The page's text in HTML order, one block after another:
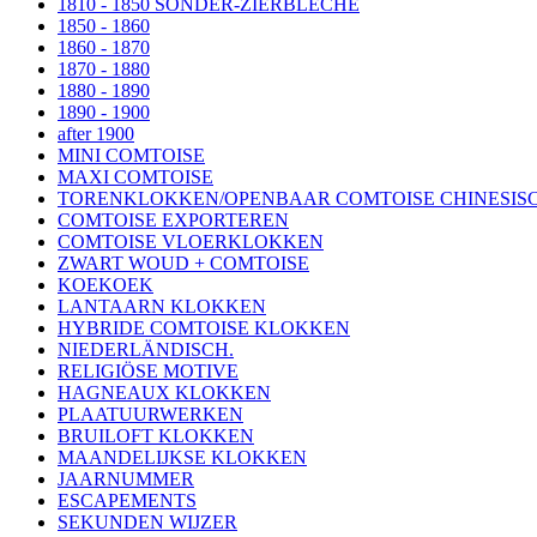
1810 - 1850 SONDER-ZIERBLECHE
1850 - 1860
1860 - 1870
1870 - 1880
1880 - 1890
1890 - 1900
after 1900
MINI COMTOISE
MAXI COMTOISE
TORENKLOKKEN/OPENBAAR COMTOISE
COMTOISE EXPORTEREN
COMTOISE VLOERKLOKKEN
ZWART WOUD + COMTOISE
KOEKOEK
LANTAARN KLOKKEN
HYBRIDE COMTOISE KLOKKEN
NIEDERLÄNDISCH.
RELIGIÖSE MOTIVE
HAGNEAUX KLOKKEN
PLAATUURWERKEN
BRUILOFT KLOKKEN
MAANDELIJKSE KLOKKEN
JAARNUMMER
ESCAPEMENTS
SEKUNDEN WIJZER